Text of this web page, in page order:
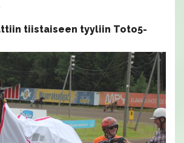
tiistaiseen tyyliin Toto5-